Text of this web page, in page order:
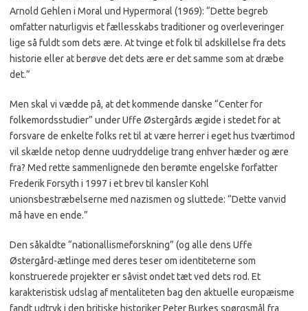
Arnold Gehlen i Moral und Hypermoral (1969): “Dette begreb
omfatter naturligvis et fællesskabs traditioner og overleveringer
lige så fuldt som dets ære. At tvinge et folk til adskillelse fra dets
historie eller at berøve det dets ære er det samme som at dræbe
det.”
Men skal vi vædde på, at det kommende danske “Center for
folkemordsstudier” under Uffe Østergårds ægide i stedet for at
forsvare de enkelte folks ret til at være herrer i eget hus tværtimod
vil skælde netop denne uudryddelige trang enhver hæder og ære
fra? Med rette sammenlignede den berømte engelske forfatter
Frederik Forsyth i 1997 i et brev til kansler Kohl
unionsbestræbelserne med nazismen og sluttede: “Dette vanvid
må have en ende.”
Den såkaldte “nationallismeforskning” (og alle dens Uffe
Østergård-ætlinge med deres teser om identiteterne som
konstruerede projekter er såvist ondet tæt ved dets rod. Et
karakteristisk udslag af mentaliteten bag den aktuelle europæisme
fandt udtryk i den britiske historiker Peter Burkes spørgsmål fra